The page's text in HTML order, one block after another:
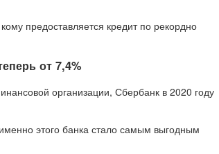
предоставляется кредит по рекордно
от 7,4%
организации, Сбербанк в 2020 году
этого банка стало самым выгодным